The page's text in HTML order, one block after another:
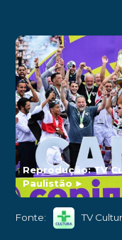
Reprodução: TV
Paulistão ►
Fonte: TV